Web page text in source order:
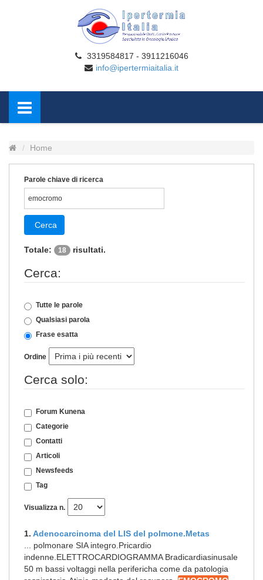
3319584817 - 3911216046
info@ipertermiaitalia.it
Home
Parole chiave di ricerca
Cerca
Totale: 18 risultati.
Cerca:
Tutte le parole
Qualsiasi parola
Frase esatta
Ordine
Cerca solo:
Forum Kunena
Categorie
Contatti
Articoli
Newsfeeds
Tag
Visualizza n.
1. Adenocarcinoma del LIS del polmone.Metas
... polmonare SIA integro.Pricardio
indenne.ELETTROCARDIOGRAMMA Bradicardiasinusale
50 m bassi voltaggi nella perifericha come da patologia